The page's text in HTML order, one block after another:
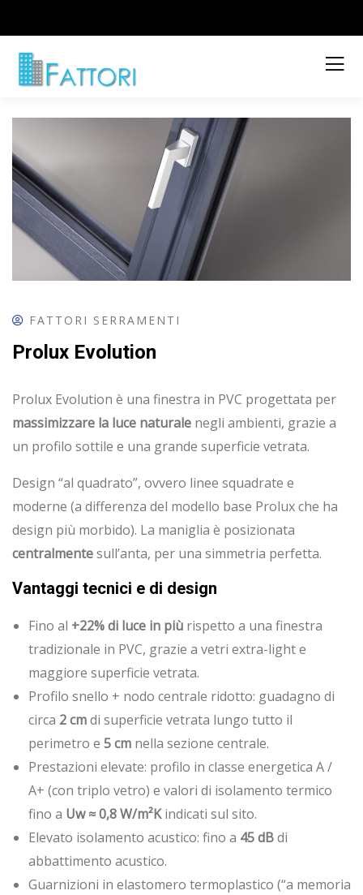
FATTORI SERRAMENTI
Prolux Evolution
Prolux Evolution è una finestra in PVC progettata per
massimizzare la luce naturale negli ambienti, grazie a
un profilo sottile e una grande superficie vetrata.
Design “al quadrato”, ovvero linee squadrate e
moderne (a differenza del modello base Prolux che ha
design più morbido). La maniglia è posizionata
centralmentesull’anta, per una simmetria perfetta.
Vantaggi tecnici e di design
Fino al +22% di luce in più rispetto a una finestra
tradizionale in PVC, grazie a vetri extra-light e
maggiore superficie vetrata.
Profilo snello + nodo centrale ridotto: guadagno di
circa 2 cmdi superficie vetrata lungo tutto il
perimetro e 5 cm nella sezione centrale.
Prestazioni elevate: profilo in classe energetica A /
A+ (con triplo vetro) e valori di isolamento termico
fino a Uw ≈ 0,8 W/m²Kindicati sul sito.
Elevato isolamento acustico: fino a 45 dBdi
abbattimento acustico.
Guarnizioni in elastomero termoplastico (“a memoria